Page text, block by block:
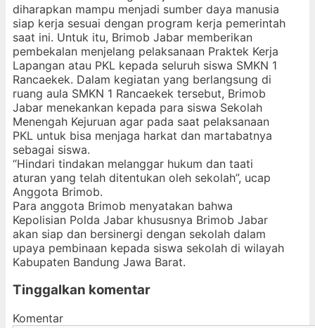
diharapkan mampu menjadi sumber daya manusia
siap kerja sesuai dengan program kerja pemerintah
saat ini. Untuk itu, Brimob Jabar memberikan
pembekalan menjelang pelaksanaan Praktek Kerja
Lapangan atau PKL kepada seluruh siswa SMKN 1
Rancaekek. Dalam kegiatan yang berlangsung di
ruang aula SMKN 1 Rancaekek tersebut, Brimob
Jabar menekankan kepada para siswa Sekolah
Menengah Kejuruan agar pada saat pelaksanaan
PKL untuk bisa menjaga harkat dan martabatnya
sebagai siswa.
“Hindari tindakan melanggar hukum dan taati
aturan yang telah ditentukan oleh sekolah”, ucap
Anggota Brimob.
Para anggota Brimob menyatakan bahwa
Kepolisian Polda Jabar khususnya Brimob Jabar
akan siap dan bersinergi dengan sekolah dalam
upaya pembinaan kepada siswa sekolah di wilayah
Kabupaten Bandung Jawa Barat.
Tinggalkan komentar
Komentar